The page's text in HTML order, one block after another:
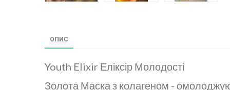
ОПИС
Youth Elixir Еліксір Молодості
Золота Маска з колагеном -